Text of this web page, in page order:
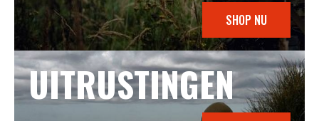
SHOP NU
UITRUSTINGEN